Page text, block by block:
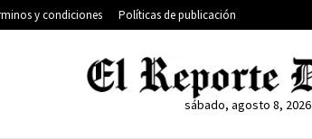
y condiciones Políticas de publicación
sábado, agosto 8, 2026